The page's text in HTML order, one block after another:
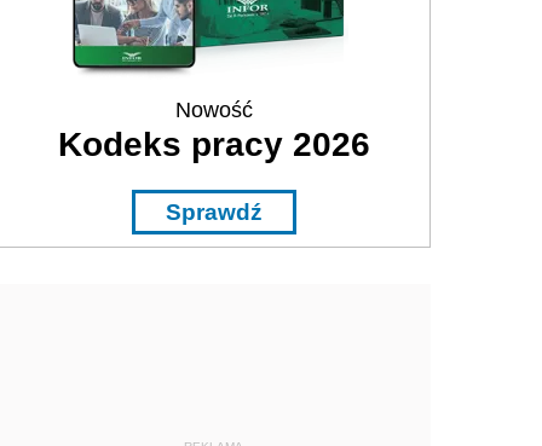
Nowość
Kodeks pracy 2026
Sprawdź